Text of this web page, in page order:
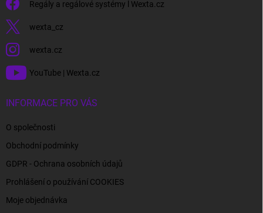
Regály a regálové systémy l Wexta.cz
wexta_cz
wexta.cz
YouTube | Wexta.cz
INFORMACE PRO VÁS
O společnosti
Obchodní podmínky
GDPR - Ochrana osobních údajů
Prohlášení o používání COOKIES
Moje objednávka